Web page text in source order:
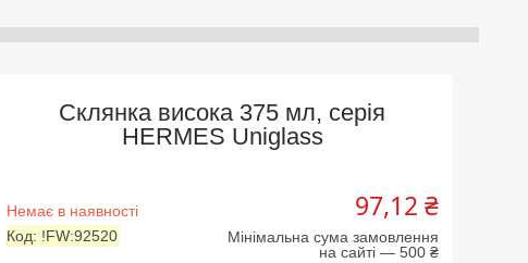
Склянка висока 375 мл, серія
HERMES Uniglass
Немає в наявності
Код: !FW:92520
97,12 ₴
Мінімальна сума замовлення
на сайті — 500 ₴